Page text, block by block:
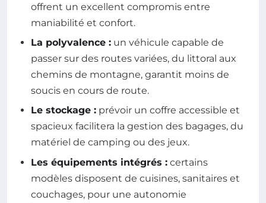
offrent un excellent compromis entre
maniabilité et confort.
La polyvalence : un véhicule capable de
passer sur des routes variées, du littoral aux
chemins de montagne, garantit moins de
soucis en cours de route.
Le stockage : prévoir un coffre accessible et
spacieux facilitera la gestion des bagages, du
matériel de camping ou des jeux.
Les équipements intégrés : certains
modèles disposent de cuisines, sanitaires et
couchages, pour une autonomie